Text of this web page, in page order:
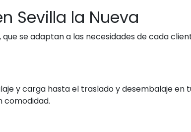
Sevilla la Nueva
se adaptan a las necesidades de cada
y carga hasta el traslado y desembalaje en
comodidad.